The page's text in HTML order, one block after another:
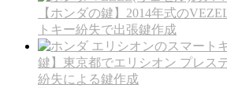
【ホンダの鍵】2014年式の
トキー紛失で出張鍵作成
鍵】東京都でエリシオン プレス
紛失による鍵作成